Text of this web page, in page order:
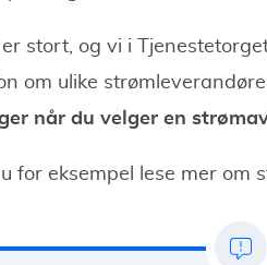
stort, og vi i
om ulike
når du velger en
for eksempel lese mer om